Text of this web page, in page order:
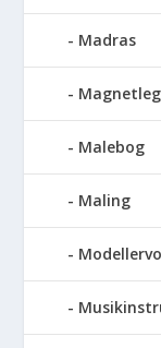
Madras
Malebog
Maling